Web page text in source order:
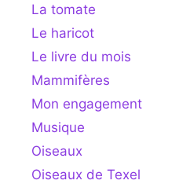
La tomate
Le haricot
Le livre du mois
Mammifères
Mon engagement
Musique
Oiseaux
Oiseaux de Texel